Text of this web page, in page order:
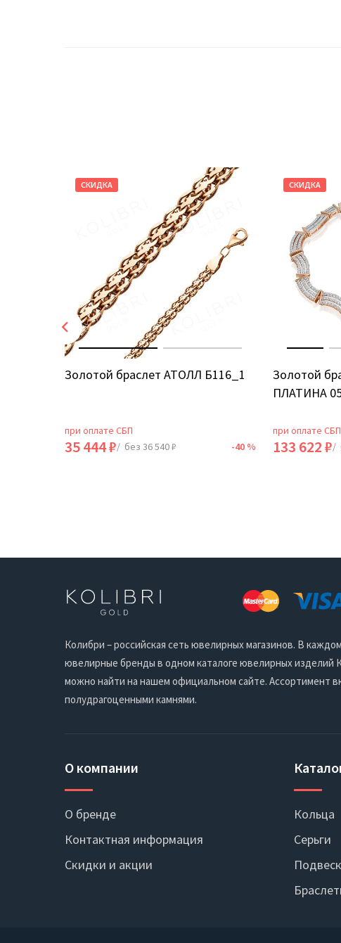
СКИДКА
Золотой браслет АТОЛЛ Б116_1
при оплате СБП
35 444 ₽/ без 36 540 ₽ -40 %
СКИДКА
Золотой
ПЛАТИНА
при оплате СБП
133 622 ₽/
Колибри – российская сеть ювелирных магазинов. В
ювелирные бренды в одном каталоге ювелирных изделий
можно найти на нашем официальном сайте. Ассортимент
полудрагоценными камнями.
О компании
О бренде
Контактная информация
Скидки и акции
Кольца
Серьги